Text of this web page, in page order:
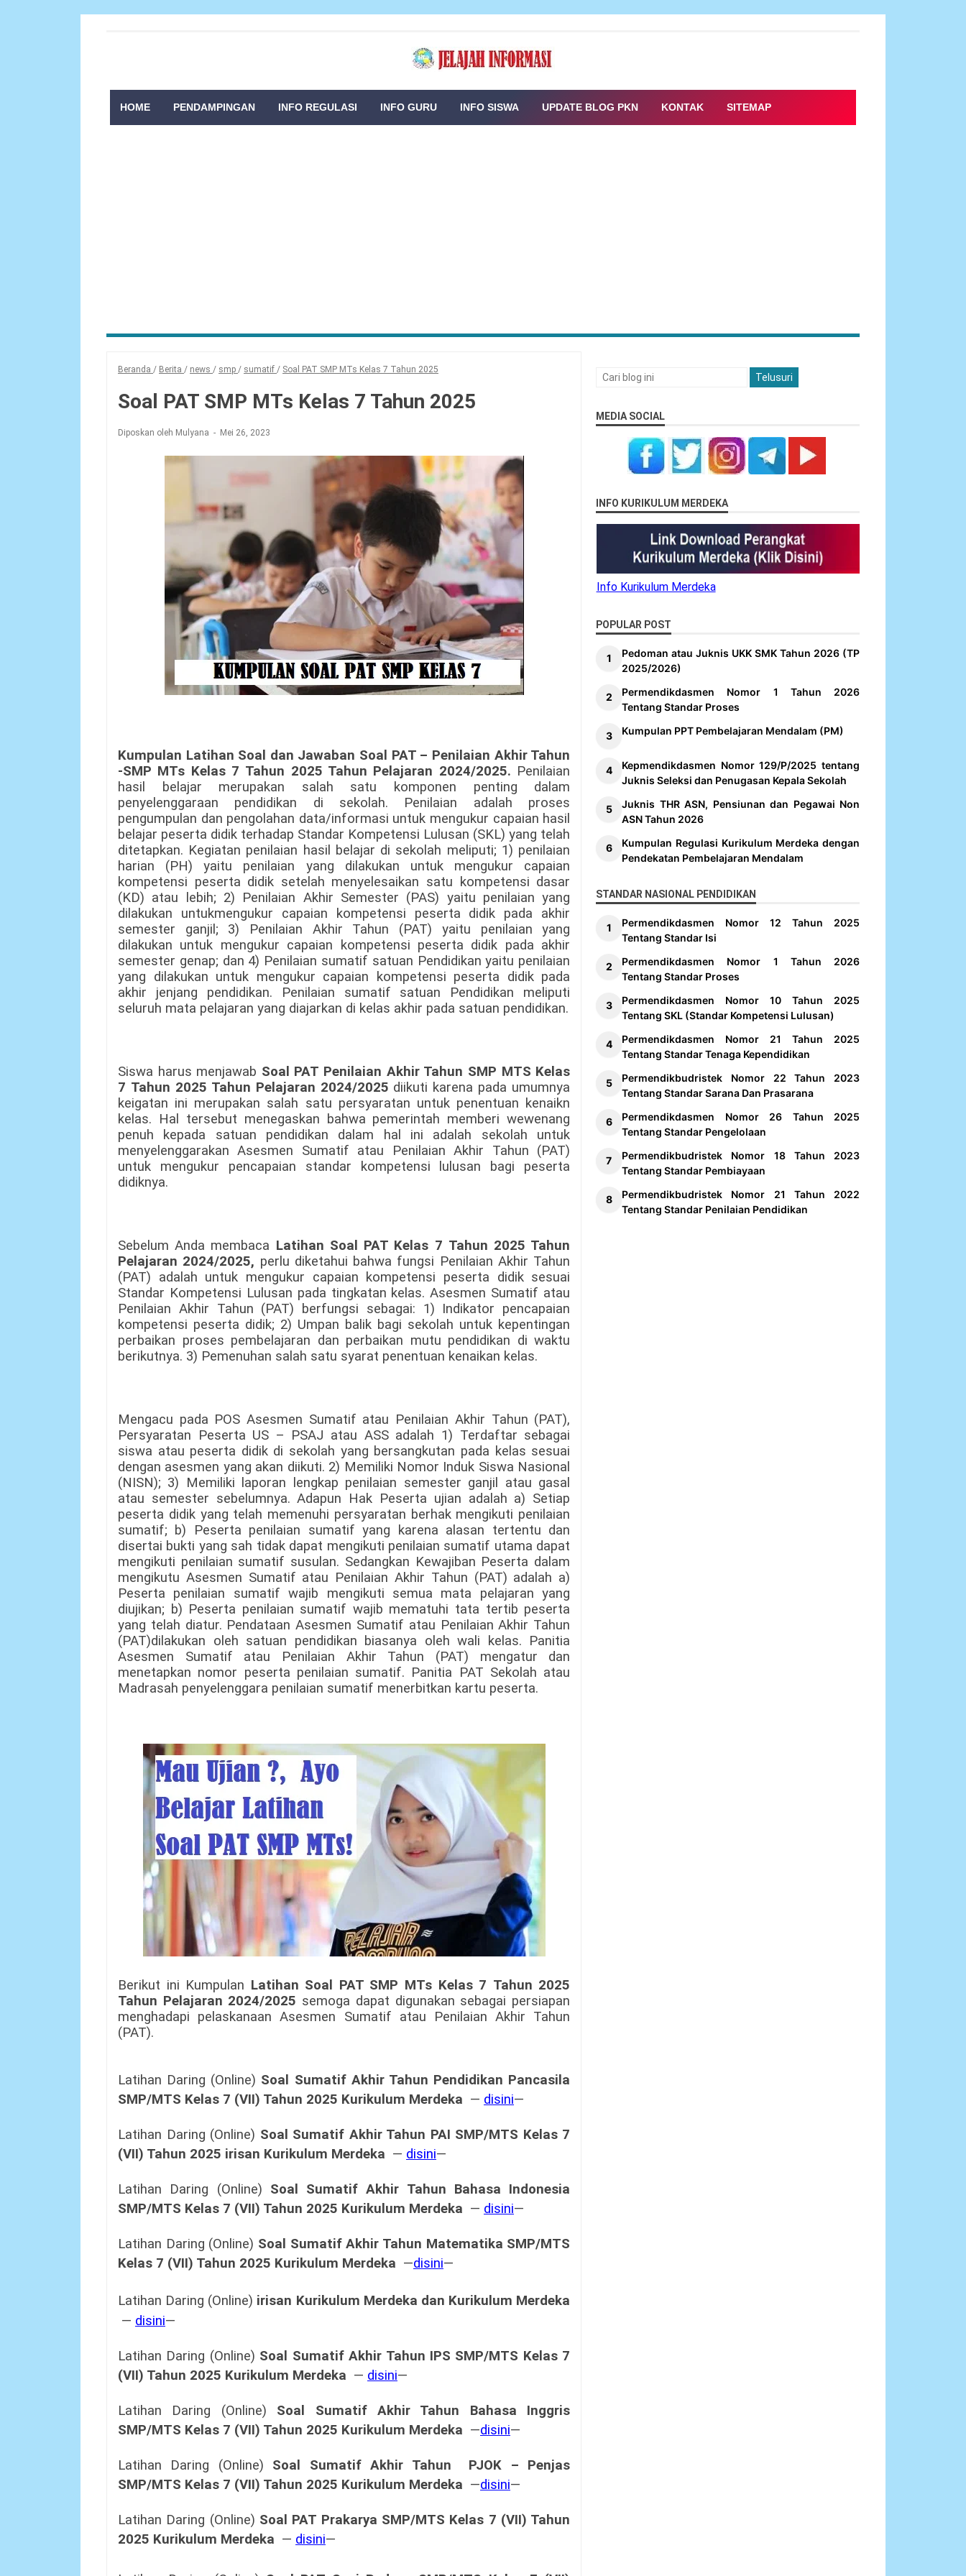
HOME PENDAMPINGAN INFO REGULASI INFO GURU INFO SISWA UPDATE BLOG PKN KONTAK SITEMAP
Beranda / Berita / news / smp / sumatif / Soal PAT SMP MTs Kelas 7 Tahun 2025
Soal PAT SMP MTs Kelas 7 Tahun 2025
Diposkan oleh Mulyana Mei 26, 2023
Kumpulan Latihan Soal dan Jawaban Soal PAT – Penilaian Akhir Tahun
-SMP MTs Kelas 7 Tahun 2025 Tahun Pelajaran 2024/2025. Penilaian
hasil belajar merupakan salah satu komponen penting dalam
penyelenggaraan pendidikan di sekolah. Penilaian adalah proses
pengumpulan dan pengolahan data/informasi untuk mengukur capaian hasil
belajar peserta didik terhadap Standar Kompetensi Lulusan (SKL) yang telah
ditetapkan. Kegiatan penilaian hasil belajar di sekolah meliputi; 1) penilaian
harian (PH) yaitu penilaian yang dilakukan untuk mengukur capaian
kompetensi peserta didik setelah menyelesaikan satu kompetensi dasar
(KD) atau lebih; 2) Penilaian Akhir Semester (PAS) yaitu penilaian yang
dilakukan untukmengukur capaian kompetensi peserta didik pada akhir
semester ganjil; 3) Penilaian Akhir Tahun (PAT) yaitu penilaian yang
dilakukan untuk mengukur capaian kompetensi peserta didik pada akhir
semester genap; dan 4) Penilaian sumatif satuan Pendidikan yaitu penilaian
yang dilakukan untuk mengukur capaian kompetensi peserta didik pada
akhir jenjang pendidikan. Penilaian sumatif satuan Pendidikan meliputi
seluruh mata pelajaran yang diajarkan di kelas akhir pada satuan pendidikan.
Siswa harus menjawab Soal PAT Penilaian Akhir Tahun SMP MTS Kelas
7 Tahun 2025 Tahun Pelajaran 2024/2025 diikuti karena pada umumnya
keigatan ini merupakan salah satu persyaratan untuk penentuan kenaikn
kelas. Hal tersebut menegaskan bahwa pemerintah memberi wewenang
penuh kepada satuan pendidikan dalam hal ini adalah sekolah untuk
menyelenggarakan Asesmen Sumatif atau Penilaian Akhir Tahun (PAT)
untuk mengukur pencapaian standar kompetensi lulusan bagi peserta
didiknya.
Sebelum Anda membaca Latihan Soal PAT Kelas 7 Tahun 2025 Tahun
Pelajaran 2024/2025, perlu diketahui bahwa fungsi Penilaian Akhir Tahun
(PAT) adalah untuk mengukur capaian kompetensi peserta didik sesuai
Standar Kompetensi Lulusan pada tingkatan kelas. Asesmen Sumatif atau
Penilaian Akhir Tahun (PAT) berfungsi sebagai: 1) Indikator pencapaian
kompetensi peserta didik; 2) Umpan balik bagi sekolah untuk kepentingan
perbaikan proses pembelajaran dan perbaikan mutu pendidikan di waktu
berikutnya. 3) Pemenuhan salah satu syarat penentuan kenaikan kelas.
Mengacu pada POS Asesmen Sumatif atau Penilaian Akhir Tahun (PAT),
Persyaratan Peserta US – PSAJ atau ASS adalah 1) Terdaftar sebagai
siswa atau peserta didik di sekolah yang bersangkutan pada kelas sesuai
dengan asesmen yang akan diikuti. 2) Memiliki Nomor Induk Siswa Nasional
(NISN); 3) Memiliki laporan lengkap penilaian semester ganjil atau gasal
atau semester sebelumnya. Adapun Hak Peserta ujian adalah a) Setiap
peserta didik yang telah memenuhi persyaratan berhak mengikuti penilaian
sumatif; b) Peserta penilaian sumatif yang karena alasan tertentu dan
disertai bukti yang sah tidak dapat mengikuti penilaian sumatif utama dapat
mengikuti penilaian sumatif susulan. Sedangkan Kewajiban Peserta dalam
mengikutu Asesmen Sumatif atau Penilaian Akhir Tahun (PAT) adalah a)
Peserta penilaian sumatif wajib mengikuti semua mata pelajaran yang
diujikan; b) Peserta penilaian sumatif wajib mematuhi tata tertib peserta
yang telah diatur. Pendataan Asesmen Sumatif atau Penilaian Akhir Tahun
(PAT)dilakukan oleh satuan pendidikan biasanya oleh wali kelas. Panitia
Asesmen Sumatif atau Penilaian Akhir Tahun (PAT) mengatur dan
menetapkan nomor peserta penilaian sumatif. Panitia PAT Sekolah atau
Madrasah penyelenggara penilaian sumatif menerbitkan kartu peserta.
Berikut ini Kumpulan Latihan Soal PAT SMP MTs Kelas 7 Tahun 2025
Tahun Pelajaran 2024/2025 semoga dapat digunakan sebagai persiapan
menghadapi pelaskanaan Asesmen Sumatif atau Penilaian Akhir Tahun
(PAT).
Latihan Daring (Online) Soal Sumatif Akhir Tahun Pendidikan Pancasila
SMP/MTS Kelas 7 (VII) Tahun 2025 Kurikulum Merdeka — disini—
Latihan Daring (Online) Soal Sumatif Akhir Tahun PAI SMP/MTS Kelas 7
(VII) Tahun 2025 irisan Kurikulum Merdeka — disini—
Latihan Daring (Online) Soal Sumatif Akhir Tahun Bahasa Indonesia
SMP/MTS Kelas 7 (VII) Tahun 2025 Kurikulum Merdeka — disini—
Latihan Daring (Online) Soal Sumatif Akhir Tahun Matematika SMP/MTS
Kelas 7 (VII) Tahun 2025 Kurikulum Merdeka —disini—
Latihan Daring (Online) irisan Kurikulum Merdeka dan Kurikulum Merdeka
— disini—
Latihan Daring (Online) Soal Sumatif Akhir Tahun IPS SMP/MTS Kelas 7
(VII) Tahun 2025 Kurikulum Merdeka — disini—
Latihan Daring (Online) Soal Sumatif Akhir Tahun Bahasa Inggris
SMP/MTS Kelas 7 (VII) Tahun 2025 Kurikulum Merdeka —disini—
Latihan Daring (Online) Soal Sumatif Akhir Tahun PJOK – Penjas
SMP/MTS Kelas 7 (VII) Tahun 2025 Kurikulum Merdeka —disini—
Latihan Daring (Online) Soal PAT Prakarya SMP/MTS Kelas 7 (VII) Tahun
2025 Kurikulum Merdeka — disini—
MEDIA SOCIAL
INFO KURIKULUM MERDEKA
Info Kurikulum Merdeka
POPULAR POST
Pedoman atau Juknis UKK SMK Tahun 2026 (TP
2025/2026)
Permendikdasmen Nomor 1 Tahun 2026
Tentang Standar Proses
Kumpulan PPT Pembelajaran Mendalam (PM)
Kepmendikdasmen Nomor 129/P/2025 tentang
Juknis Seleksi dan Penugasan Kepala Sekolah
Juknis THR ASN, Pensiunan dan Pegawai Non
ASN Tahun 2026
Kumpulan Regulasi Kurikulum Merdeka dengan
Pendekatan Pembelajaran Mendalam
STANDAR NASIONAL PENDIDIKAN
Permendikdasmen Nomor 12 Tahun 2025
Tentang Standar Isi
Permendikdasmen Nomor 1 Tahun 2026
Tentang Standar Proses
Permendikdasmen Nomor 10 Tahun 2025
Tentang SKL (Standar Kompetensi Lulusan)
Permendikdasmen Nomor 21 Tahun 2025
Tentang Standar Tenaga Kependidikan
Permendikbudristek Nomor 22 Tahun 2023
Tentang Standar Sarana Dan Prasarana
Permendikdasmen Nomor 26 Tahun 2025
Tentang Standar Pengelolaan
Permendikbudristek Nomor 18 Tahun 2023
Tentang Standar Pembiayaan
Permendikbudristek Nomor 21 Tahun 2022
Tentang Standar Penilaian Pendidikan